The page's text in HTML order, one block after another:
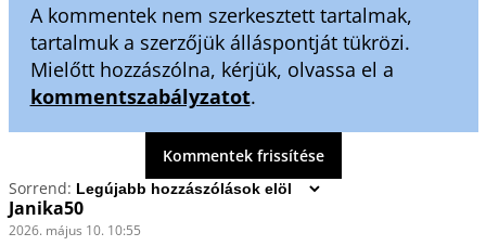
A kommentek nem szerkesztett tartalmak,
tartalmuk a szerzőjük álláspontját tükrözi.
Mielőtt hozzászólna, kérjük, olvassa el a
kommentszabályzatot.
Kommentek frissítése
Sorrend:
Janika50
2026. május 10. 10:55